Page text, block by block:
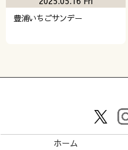
豊浦いちごサンデー
ホーム